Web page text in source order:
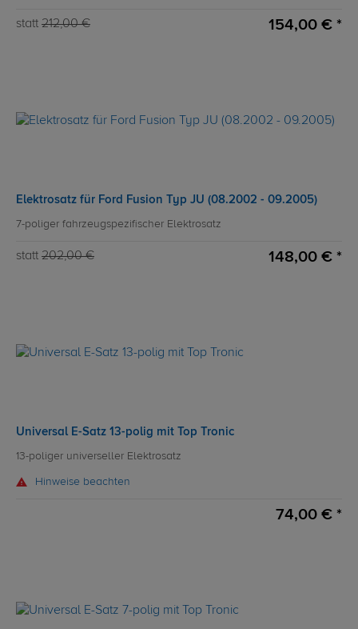
statt 212,00 € 154,00 € *
Elektrosatz für Ford Fusion Typ JU (08.2002 - 09.2005)
7-poliger fahrzeugspezifischer Elektrosatz
statt 202,00 € 148,00 € *
Universal E-Satz 13-polig mit Top Tronic
13-poliger universeller Elektrosatz
Hinweise beachten
74,00 € *